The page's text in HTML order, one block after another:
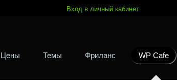
Вход в личный кабинет
Цены Темы Фриланс WP Cafe